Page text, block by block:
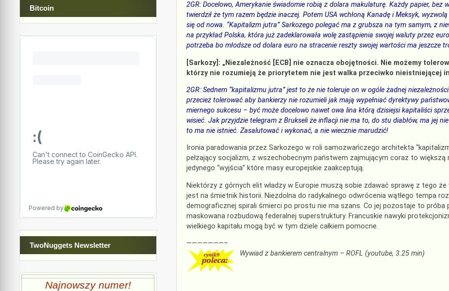
2GR: Docelowo, Amerykanie świadomie robią z dolara makulaturę. Każdy papier, bez
twierdził że tym razem będzie inaczej. Potem USA wchłoną Kanadę i Meksyk,
się od nowa. “Kapitalizm jutra”Sarkozegopolegać ma z grubsza na tym samym, z
na przykład Polska, która już zadeklarowała wolę zastąpienia swojej waluty przez
potrzeba bo młodsze od dolara euro na stracenie reszty swojej wartości ma jeszcze
[Sarkozy]: „Niezależność [ ECB ] nie oznacza obojętności. Nie możemy
którzy nie rozumieją że priorytetem nie jest walka przeciwko nieistniejącej
2GR: Sednem “kapitalizmu jutra” jest to że nie toleruje on w ogóle żadnej
przecież tolerować aby bankierzy nie rozumieli jak mają wypełniać dyrektywy
miernego sukcesu – być może docelowo nawet owa lina którą dzisiejsi kapitaliści
wisieć. Jak przyjdzie telegram z Brukseli że inflacji nie ma to, do stu diabłów, ma jej
to ma nie istnieć. Zasalutować i wykonać, a nie wiecznie marudzić!
Ironia paradowania przez Sarkozego w roli samozwańczego architekta
pełzający socjalizm, z wszechobecnym państwem zajmującym coraz to
jedynego “wyjścia” które masy europejskie zaakceptują.
Niektórzy z górnych elit władzy w Europie muszą sobie zdawać sprawę z tego
jest na śmietnik historii. Niezdolna do radykalnego odwrócenia wątłego tempa
demograficznej spirali śmierci po prostu nie ma szans. Co jej pozostaje to próba
maskowana rozbudową federalnej superstruktury. Francuskie nawyki
wielkiego kapitału mogą być w tym dziele całkiem pomocne.
———————–
Wywiad z bankierem centralnym – ROFL (youtube, 3.25 min)
Bitcoin
TwoNuggets Newsletter
Najnowszy numer!